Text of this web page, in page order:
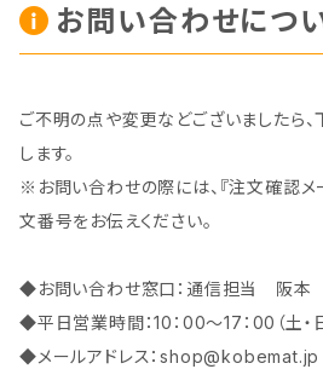
お問い合わせにつ
ご不明の点や変更などございましたら
します。
※お問い合わせの際には、『注文確認メ
文番号をお伝えください。
◆お問い合わせ窓口：通信担当 阪本
◆平日営業時間：10：00～17：00（土・
◆メールアドレス：shop@kobemat.jp